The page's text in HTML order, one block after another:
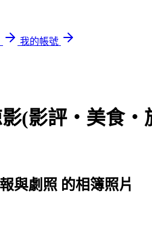
我的帳號
影(影評‧美食‧
與劇照 的相簿照片